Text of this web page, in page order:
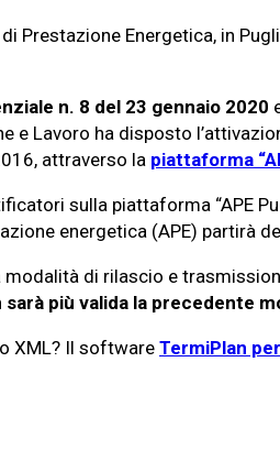
Prestazione Energetica, in
n. 8 del 23 gennaio 2020
e Lavoro ha disposto
attraverso la piattaforma
sulla piattaforma “APE
energetica (APE) partirà
modalità di rilascio e
sarà più valida la precedente
XML? Il software TermiPlan